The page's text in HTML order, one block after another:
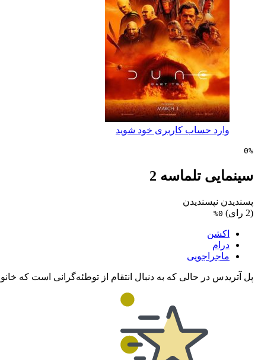
وارد حساب کاربری خود شوید
0%
سینمایی تلماسه 2
پسندیدن نپسندیدن
(2 رای)
0%
اکشن
درام
ماجراجویی
پل آتریدس در حالی که به دنبال انتقام از توطئه‌گرانی است که